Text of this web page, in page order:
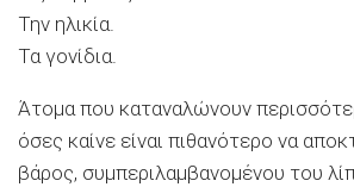
Την ηλικία.
Τα γονίδια.
Άτομα που καταναλώνουν
όσες καίνε είναι πιθανότερο να
βάρος, συμπεριλαμβανομένου του